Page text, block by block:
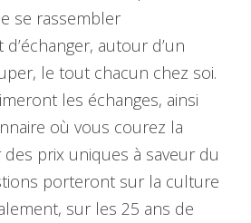
se rassembler
autour d’un
le tout chacun chez soi.
les échanges, ainsi
où vous courez la
des prix uniques à saveur du
porteront sur la culture
sur les 25 ans de